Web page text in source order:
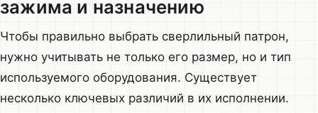
зажима и назначению
Чтобы правильно выбрать сверлильный патрон,
нужно учитывать не только его размер, но и тип
используемого оборудования. Существует
несколько ключевых различий в их исполнении.